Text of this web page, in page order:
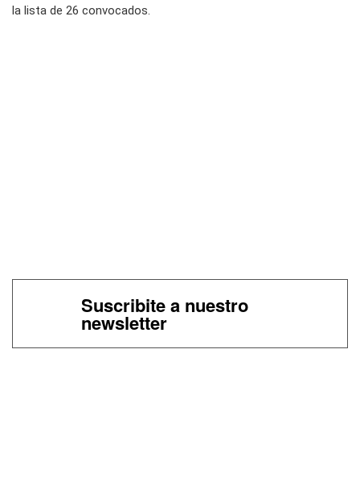
la lista de 26 convocados.
Suscribite a nuestro
newsletter